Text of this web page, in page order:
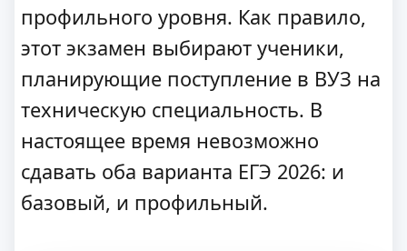
профильного уровня. Как правило,
этот экзамен выбирают ученики,
планирующие поступление в ВУЗ на
техническую специальность. В
настоящее время невозможно
сдавать оба варианта ЕГЭ 2026: и
базовый, и профильный.